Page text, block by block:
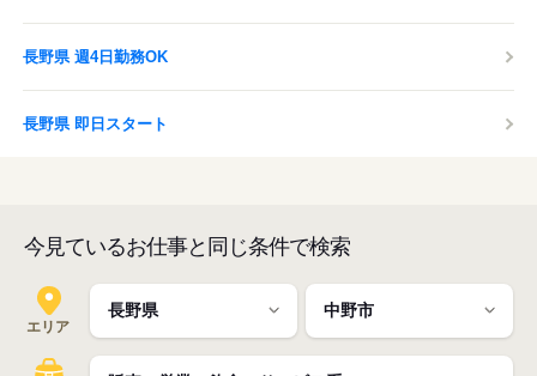
長野県 週4日勤務OK
長野県 即日スタート
今見ているお仕事と同じ条件で検索
エリア